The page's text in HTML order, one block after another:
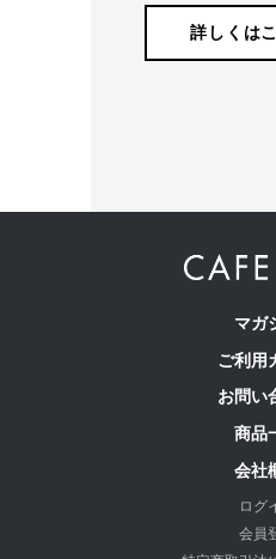
詳しくは
マガ
ご利用
お問い
商品
会社
ログ
会員